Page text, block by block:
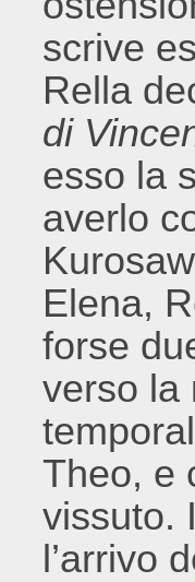
scrive
Rella
di
esso la
averlo
Elena,
forse
verso la
Theo, e
vissuto.
l’arrivo